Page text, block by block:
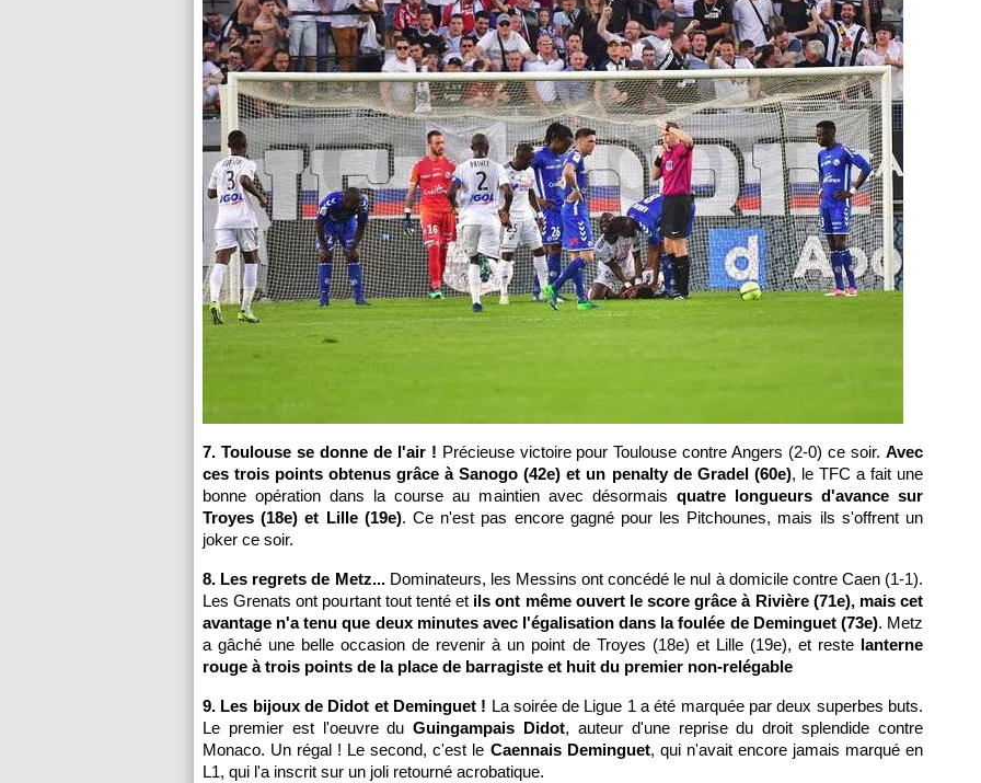
7. Toulouse se donne de l'air ! Précieuse victoire pour Toulouse contre Angers (2-0) ce soir. Avec
ces trois points obtenus grâce à Sanogo (42e) et un penalty de Gradel (60e), le TFC a fait une
bonne opération dans la course au maintien avec désormais quatre longueurs d'avance sur
Troyes (18e) et Lille (19e). Ce n'est pas encore gagné pour les Pitchounes, mais ils s'offrent un
joker ce soir.
8. Les regrets de Metz... Dominateurs, les Messins ont concédé le nul à domicile contre Caen (1-1).
Les Grenats ont pourtant tout tenté et ils ont même ouvert le score grâce à Rivière (71e), mais cet
avantage n'a tenu que deux minutes avec l'égalisation dans la foulée de Deminguet (73e). Metz
a gâché une belle occasion de revenir à un point de Troyes (18e) et Lille (19e), et reste lanterne
rouge à trois points de la place de barragiste et huit du premier non-relégable
9. Les bijoux de Didot et Deminguet ! La soirée de Ligue 1 a été marquée par deux superbes buts.
Le premier est l'oeuvre duGuingampais Didot, auteur d'une reprise du droit splendide contre
Monaco. Un régal ! Le second, c'est le Caennais Deminguet, qui n'avait encore jamais marqué en
L1, qui l'a inscrit sur un joli retourné acrobatique.